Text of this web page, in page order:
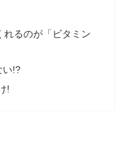
れるのが「ビタミン
い!?
!